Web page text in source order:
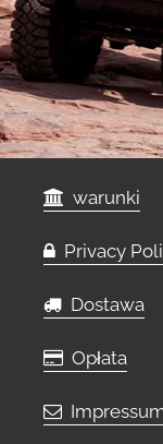
warunki
Privacy
Dostawa
Opłata